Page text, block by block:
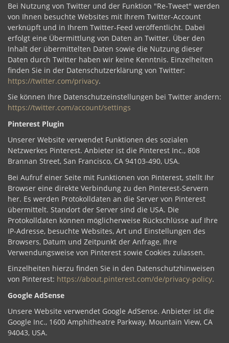
Bei Nutzung von Twitter und der Funktion "Re-Tweet" werden
von Ihnen besuchte Websites mit Ihrem Twitter-Account
verknüpft und in Ihrem Twitter-Feed veröffentlicht. Dabei
erfolgt eine Übermittlung von Daten an Twitter. Über den
Inhalt der übermittelten Daten sowie die Nutzung dieser
Daten durch Twitter haben wir keine Kenntnis. Einzelheiten
finden Sie in der Datenschutzerklärung von Twitter:
https://twitter.com/privacy.
Sie können Ihre Datenschutzeinstellungen bei Twitter ändern:
https://twitter.com/account/settings
Pinterest Plugin
Unserer Website verwendet Funktionen des sozialen
Netzwerkes Pinterest. Anbieter ist die Pinterest Inc., 808
Brannan Street, San Francisco, CA 94103-490, USA.
Bei Aufruf einer Seite mit Funktionen von Pinterest, stellt Ihr
Browser eine direkte Verbindung zu den Pinterest-Servern
her. Es werden Protokolldaten an die Server von Pinterest
übermittelt. Standort der Server sind die USA. Die
Protokolldaten können möglicherweise Rückschlüsse auf Ihre
IP-Adresse, besuchte Websites, Art und Einstellungen des
Browsers, Datum und Zeitpunkt der Anfrage, Ihre
Verwendungsweise von Pinterest sowie Cookies zulassen.
Einzelheiten hierzu finden Sie in den Datenschutzhinweisen
von Pinterest: https://about.pinterest.com/de/privacy-policy.
Google AdSense
Unsere Website verwendet Google AdSense. Anbieter ist die
Google Inc., 1600 Amphitheatre Parkway, Mountain View, CA
94043, USA.